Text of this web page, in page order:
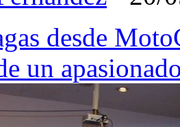
desde
un